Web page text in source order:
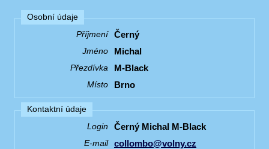
Osobní údaje
Příjmení
Černý
Jméno Michal
Přezdívka M-Black
Místo Brno
Kontaktní údaje
Login
Černý Michal M-Black
E-mail collombo@volny.cz